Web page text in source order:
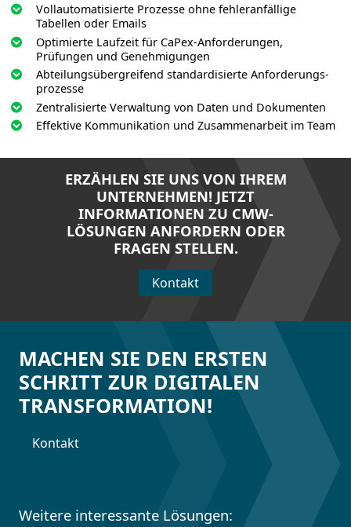
Vollautomatisierte Prozesse ohne fehleranfällige
Tabellen oder Emails
Optimierte Laufzeit für CaPex-Anforderungen,
Prüfungen und Genehmigungen
Abteilungs­übergreifend standardisierte Anforderungs­
prozesse
Zentralisierte Verwaltung von Daten und Dokumenten
Effektive Kommunikation und Zusammenarbeit im Team
ERZÄHLEN SIE UNS VON IHREM
UNTERNEHMEN! JETZT
INFORMATIONEN ZU CMW-
LÖSUNGEN ANFORDERN ODER
FRAGEN STELLEN.
Kontakt
Weitere interessante Lösungen:
MACHEN SIE DEN ERSTEN
SCHRITT ZUR DIGITALEN
TRANSFORMATION!
Kontakt